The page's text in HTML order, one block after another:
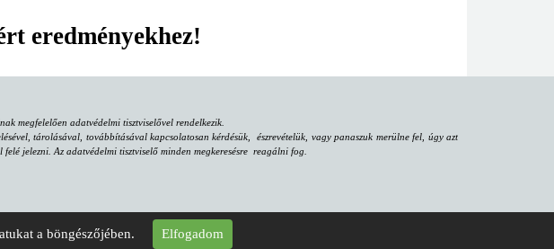
eredményekhez!
megfelelően adatvédelmi tisztviselővel rendelkezik.
tárolásával, továbbításával kapcsolatosan kérdésük, észrevételük, vagy panaszuk merülne fel, úgy azt
jelezni. Az adatvédelmi tisztviselő minden megkeresésre reagálni fog.
a böngészőjében. Elfogadom